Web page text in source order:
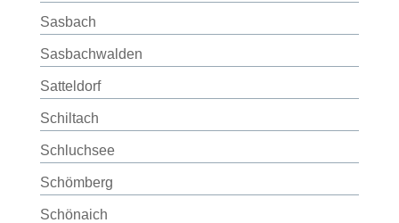
Sasbach
Sasbachwalden
Satteldorf
Schiltach
Schluchsee
Schömberg
Schönaich